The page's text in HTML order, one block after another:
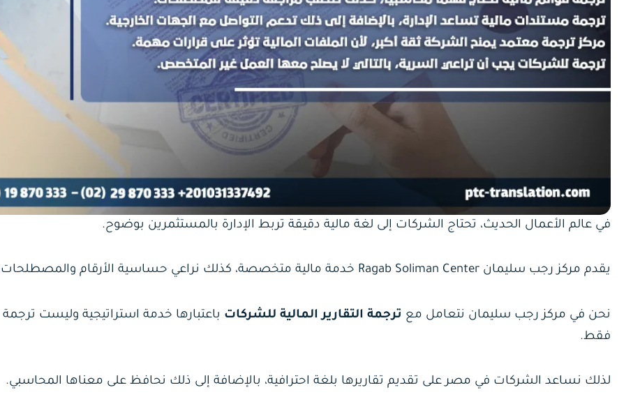
في عالم الأعمال الحديث، تحتاج الشركات إلى لغة مالية دقيقة تربط الإدارة بالمستثمرين بوضوح.
يقدم مركز رجب سليمان Ragab Soliman Center خدمة مالية متخصصة، كذلك نراعي حساسية الأرقام والمصطلحات.
نحن في مركز رجب سليمان نتعامل مع ترجمة التقارير المالية للشركات باعتبارها خدمة استراتيجية وليست
فقط.
لذلك نساعد الشركات في مصر على تقديم تقاريرها بلغة احترافية، بالإضافة إلى ذلك نحافظ على معناها المحاسبي.